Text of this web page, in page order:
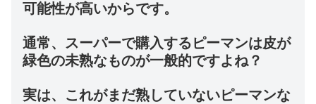
可能性が高いからです。
通常、スーパーで購入するピーマンは皮が
緑色の未熟なものが一般的ですよね？
実は、これがまだ熟していないピーマンな